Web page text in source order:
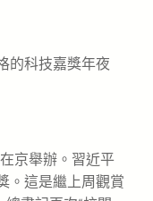
的科技嘉獎年夜
京舉辦。習近平
。這是繼上周觀賞